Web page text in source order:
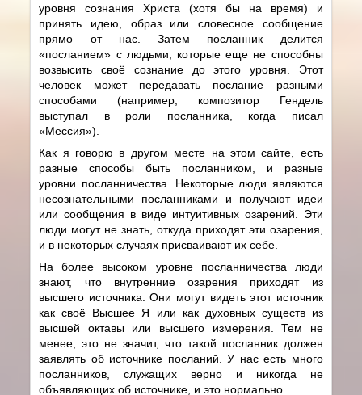
уровня сознания Христа (хотя бы на время) и
принять идею, образ или словесное сообщение
прямо от нас. Затем посланник делится
«посланием» с людьми, которые еще не способны
возвысить своё сознание до этого уровня. Этот
человек может передавать послание разными
способами (например, композитор Гендель
выступал в роли посланника, когда писал
«Мессия»).
Как я говорю в другом месте на этом сайте, есть
разные способы быть посланником, и разные
уровни посланничества. Некоторые люди являются
несознательными посланниками и получают идеи
или сообщения в виде интуитивных озарений. Эти
люди могут не знать, откуда приходят эти озарения,
и в некоторых случаях присваивают их себе.
На более высоком уровне посланничества люди
знают, что внутренние озарения приходят из
высшего источника. Они могут видеть этот источник
как своё Высшее Я или как духовных существ из
высшей октавы или высшего измерения. Тем не
менее, это не значит, что такой посланник должен
заявлять об источнике посланий. У нас есть много
посланников, служащих верно и никогда не
объявляющих об источнике, и это нормально.